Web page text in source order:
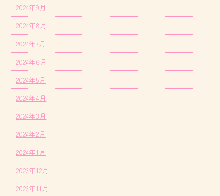
2024年9月
2024年8月
2024年7月
2024年6月
2024年5月
2024年4月
2024年3月
2024年2月
2024年1月
2023年12月
2023年11月